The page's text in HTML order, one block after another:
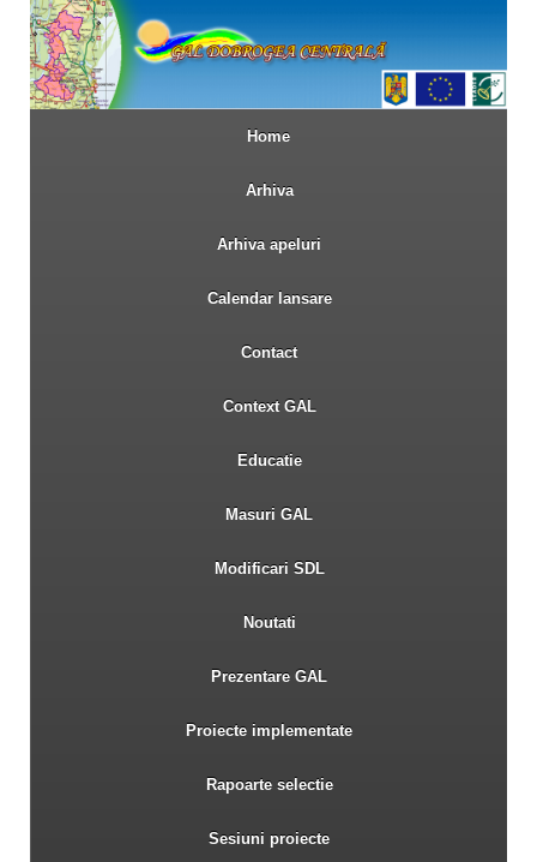
Home
Arhiva
Arhiva apeluri
Calendar lansare
Contact
Context GAL
Educatie
Masuri GAL
Modificari SDL
Noutati
Prezentare GAL
Proiecte implementate
Rapoarte selectie
Sesiuni proiecte